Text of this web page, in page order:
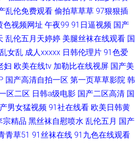
乱伦免费观看 偷拍草草草 97狠狠插
色视频网址 午夜99 91日逼视频 国产
乱伦五月天婷婷 美腿丝袜在线观看 国
女乱 成人xxxxx 日韩伦理片 91色爱
妇 欧美在线tv 加勒比在线视屏 国产美
国产高清自拍一区 第一页草草影院 韩
区二区 日韩a级电影 国产二区高清 国
男女猛视频 91社在线看 欧美日韩黄
宗精品 黑丝袜自慰喷水 乱伦五月 国产
青草51 91丝袜在线 91九色在线观看